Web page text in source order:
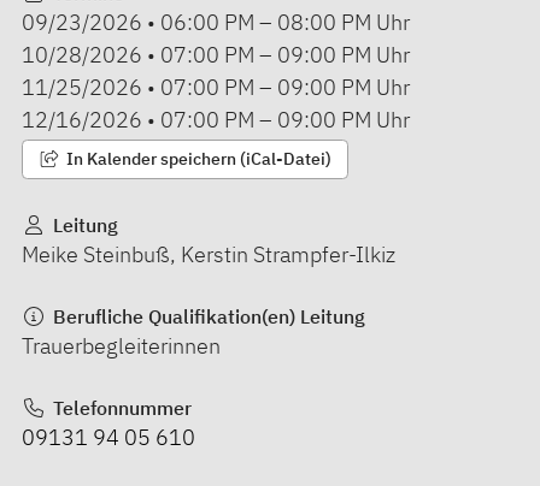
09/23/2026 • 06:00 PM – 08:00 PM Uhr
10/28/2026 • 07:00 PM – 09:00 PM Uhr
11/25/2026 • 07:00 PM – 09:00 PM Uhr
12/16/2026 • 07:00 PM – 09:00 PM Uhr
In Kalender speichern (iCal-Datei)
Leitung
Meike Steinbuß, Kerstin Strampfer-Ilkiz
Berufliche Qualifikation(en) Leitung
Trauerbegleiterinnen
Telefonnummer
09131 94 05 610